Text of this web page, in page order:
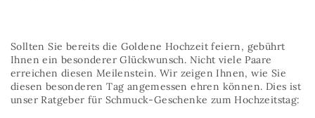
Sollten Sie bereits die Goldene Hochzeit feiern, gebührt
Ihnen ein besonderer Glückwunsch. Nicht viele Paare
erreichen diesen Meilenstein. Wir zeigen Ihnen, wie Sie
diesen besonderen Tag angemessen ehren können. Dies ist
unser Ratgeber für Schmuck-Geschenke zum Hochzeitstag: